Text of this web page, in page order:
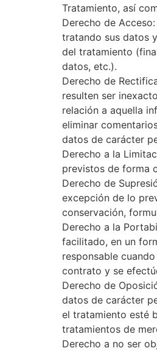
Tratamiento, así
Derecho de
tratando sus datos
del tratamiento
datos, etc.).
Derecho de
resulten ser
relación a aquella
eliminar
datos de carácter
Derecho a la
previstos de forma
Derecho de
excepción de lo
conservación,
Derecho a la
facilitado, en un
responsable
contrato y se
Derecho de
datos de carácter
el tratamiento esté
tratamientos de
Derecho a no ser